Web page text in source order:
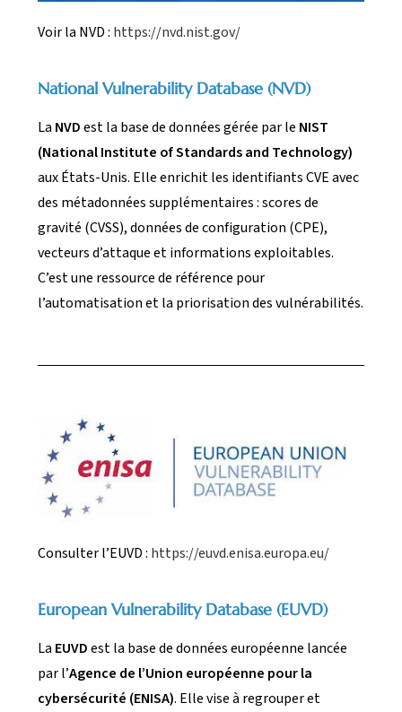
Voir la NVD : https://nvd.nist.gov/
National Vulnerability Database (NVD)
La NVDest la base de données gérée par le NIST
(National Institute of Standards and Technology)
aux États-Unis. Elle enrichit les identifiants CVE avec
des métadonnées supplémentaires : scores de
gravité (CVSS), données de configuration (CPE),
vecteurs d’attaque et informations exploitables.
C’est une ressource de référence pour
l’automatisation et la priorisation des vulnérabilités.
Consulter l’EUVD : https://euvd.enisa.europa.eu/
European Vulnerability Database (EUVD)
La EUVDest la base de données européenne lancée
par l’Agence de l’Union européenne pour la
cybersécurité (ENISA). Elle vise à regrouper et